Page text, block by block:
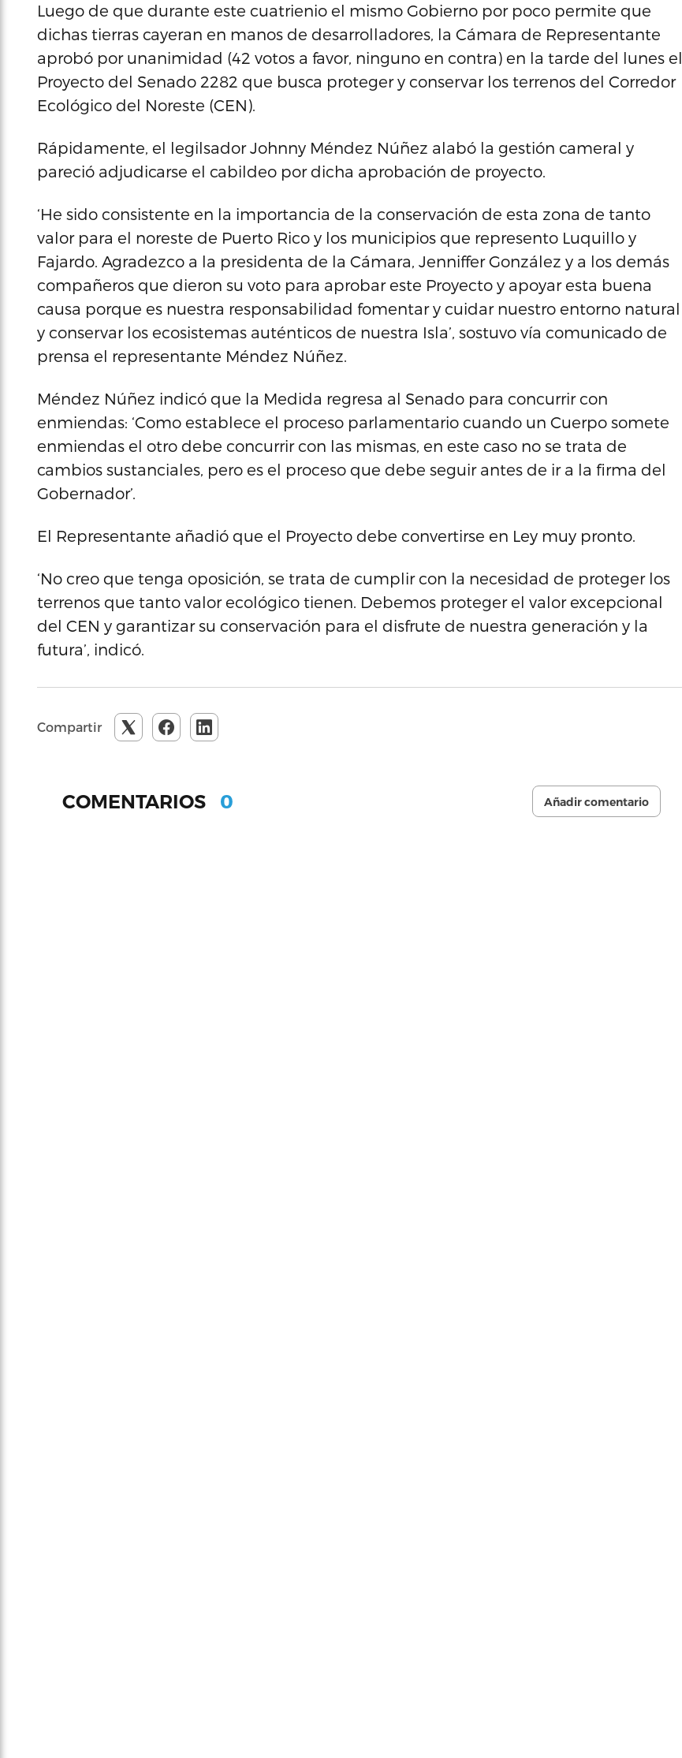
Luego de que durante este cuatrienio el mismo Gobierno por poco permite que
dichas tierras cayeran en manos de desarrolladores, la Cámara de Representante
aprobó por unanimidad (42 votos a favor, ninguno en contra) en la tarde del lunes el
Proyecto del Senado 2282 que busca proteger y conservar los terrenos del Corredor
Ecológico del Noreste (CEN).
Rápidamente, el legilsador Johnny Méndez Núñez alabó la gestión cameral y
pareció adjudicarse el cabildeo por dicha aprobación de proyecto.
‘He sido consistente en la importancia de la conservación de esta zona de tanto
valor para el noreste de Puerto Rico y los municipios que represento Luquillo y
Fajardo. Agradezco a la presidenta de la Cámara, Jenniffer González y a los demás
compañeros que dieron su voto para aprobar este Proyecto y apoyar esta buena
causa porque es nuestra responsabilidad fomentar y cuidar nuestro entorno natural
y conservar los ecosistemas auténticos de nuestra Isla’, sostuvo vía comunicado de
prensa el representante Méndez Núñez.
Méndez Núñez indicó que la Medida regresa al Senado para concurrir con
enmiendas: ‘Como establece el proceso parlamentario cuando un Cuerpo somete
enmiendas el otro debe concurrir con las mismas, en este caso no se trata de
cambios sustanciales, pero es el proceso que debe seguir antes de ir a la firma del
Gobernador’.
El Representante añadió que el Proyecto debe convertirse en Ley muy pronto.
‘No creo que tenga oposición, se trata de cumplir con la necesidad de proteger los
terrenos que tanto valor ecológico tienen. Debemos proteger el valor excepcional
del CEN y garantizar su conservación para el disfrute de nuestra generación y la
futura’, indicó.
Compartir
COMENTARIOS 0 Añadir comentario